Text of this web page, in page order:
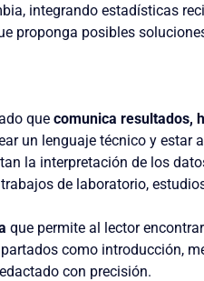
integrando estadísticas
proponga posibles
que comunica resultados,
un lenguaje técnico y estar
la interpretación de los
de laboratorio,
que permite al lector
como introducción,
con precisión.